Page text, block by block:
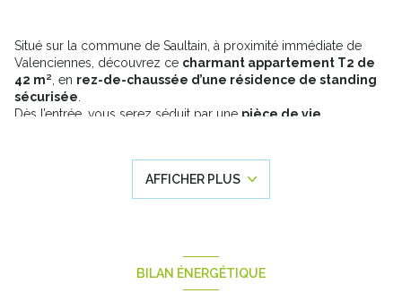
Situé sur la commune de Saultain, à proximité immédiate de
Valenciennes, découvrez ce charmant appartement T2 de
42 m² , en rez-de-chaussée d’une résidence de standing
sécurisée
Dès l’entrée, vous serez séduit par une pièce de vie
ainsi que d’unesalle de bain fonctionnelle
idéal pour un premier achat ou un investissement locatif.
Le véritable atout de ce bien réside dans ses extérieurs : une
place de parking privativevient compléter ce bien et
AFFICHER PLUS
BILAN ÉNERGÉTIQUE